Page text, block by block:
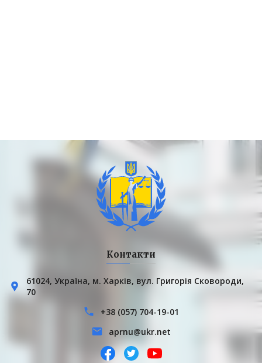
Контакти
61024, Українa, м. Харків, вул. Григорія Сковороди,
70
+38 (057) 704-19-01
aprnu@ukr.net